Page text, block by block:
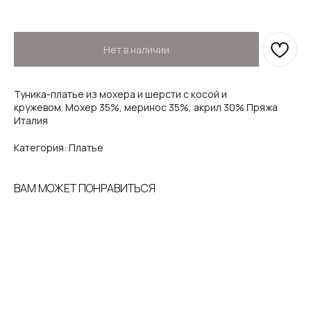
Нет в наличии
Туника-платье из мохера и шерсти с косой и
кружевом. Мохер 35%, меринос 35%, акрил 30% Пряжа
Италия
Категория: Платье
ВАМ МОЖЕТ ПОНРАВИТЬСЯ